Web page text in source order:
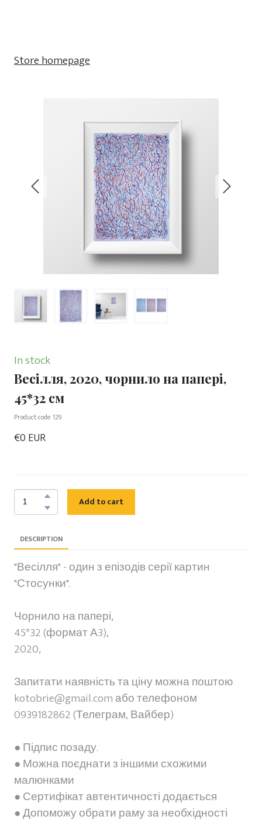
Store homepage
In stock
Весілля, 2020, чорнило на папері,
45*32 см
Product code 129
€0 EUR
Add to cart
DESCRIPTION
"Весілля" - один з епізодів серії картин
"Стосунки".
Чорнило на папері,
45*32 (формат А3),
2020,
Запитати наявність та ціну можна поштою
kotobrie@gmail.com або телефоном
0939182862 (Телеграм, Вайбер)
● Підпис позаду.
● Можна поєднати з іншими схожими
малюнками
● Сертифікат автентичності додається
● Допоможу обрати раму за необхідності